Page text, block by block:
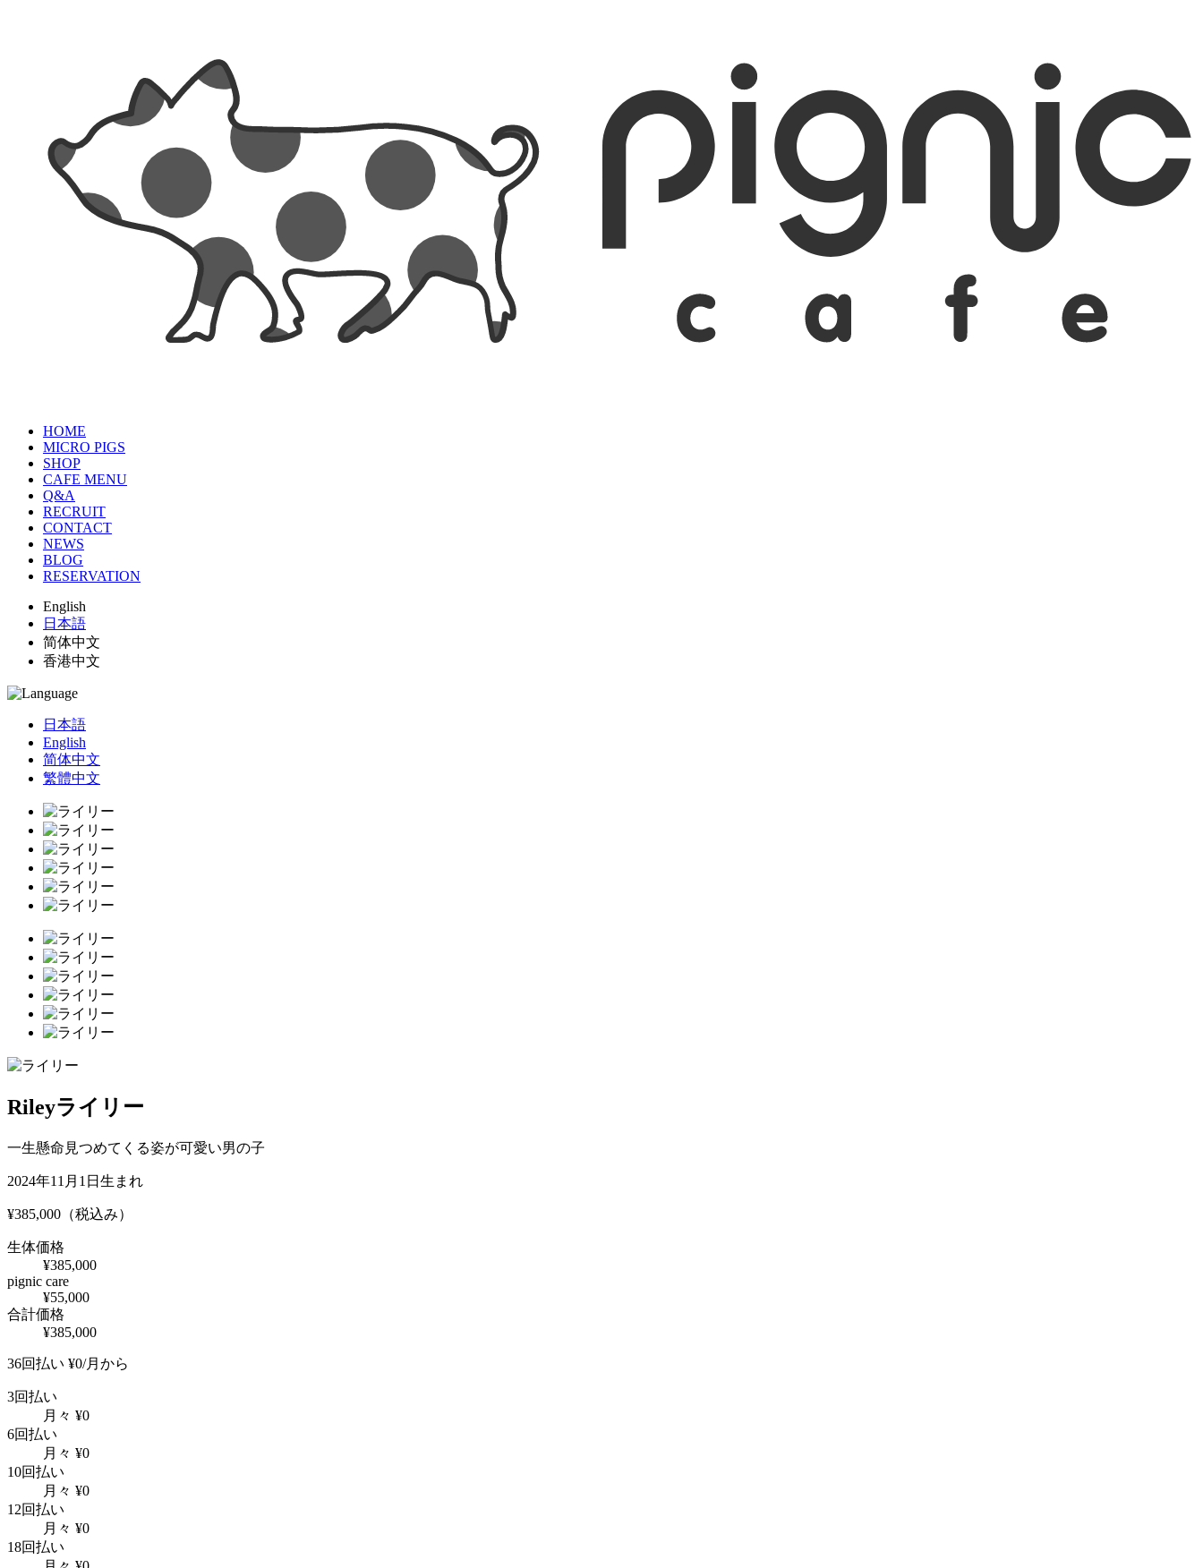
HOME
MICRO PIGS
SHOP
CAFE MENU
Q&A
RECRUIT
CONTACT
NEWS
BLOG
RESERVATION
English
日本語
简体中文
香港中文
日本語
English
简体中文
繁體中文
Rileyライリー
一生懸命見つめてくる姿が可愛い男の子
2024年11月1日生まれ
¥385,000 （税込み）
生体価格
¥385,000
pignic care
¥55,000
合計価格
¥385,000
36回払い ¥0/月から
3回払い
月々 ¥0
6回払い
月々 ¥0
10回払い
月々 ¥0
12回払い
月々 ¥0
18回払い